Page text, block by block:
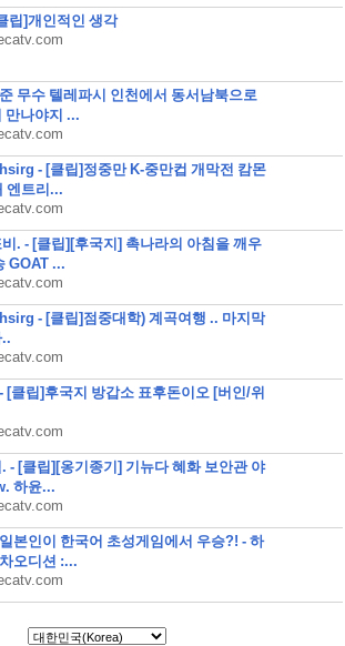
립]개인적인 생각
무수 텔레파시 인천에서 동서남북으로
만나야지 ...
- [클립]정중만 K-중만컵 개막전 캄몬
엔트리...
. - [클립][후국지] 촉나라의 아침을 깨우
GOAT ...
- [클립]점중대학) 계곡여행 .. 마지막
[클립]후국지 방갑소 표후돈이오 [버인/위
- [클립][옹기종기] 기뉴다 혜화 보안관 야
하윤...
본인이 한국어 초성게임에서 우승?! - 하
오디션 :...